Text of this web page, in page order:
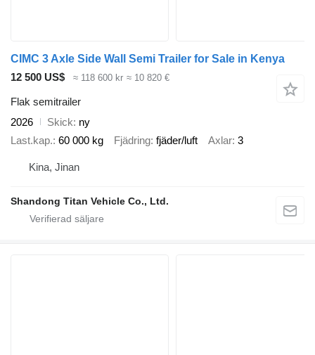
CIMC 3 Axle Side Wall Semi Trailer for Sale in Kenya
12 500 US$
≈ 118 600 kr ≈ 10 820 €
Flak semitrailer
2026
Skick ny
Last.kap. 60 000 kg Fjädring fjäder/luft Axlar 3
Kina, Jinan
Shandong Titan Vehicle Co., Ltd.